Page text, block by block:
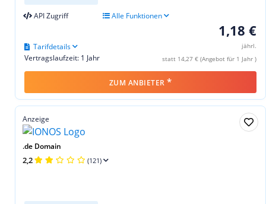
API Zugriff Alle Funktionen
1,18 €
jährl.
statt 14,27 € (Angebot für 1 Jahr )
Vertragslaufzeit: 1 Jahr
Tarifdetails
ZUM ANBIETER *
Anzeige
.de Domain
2,2 (121)